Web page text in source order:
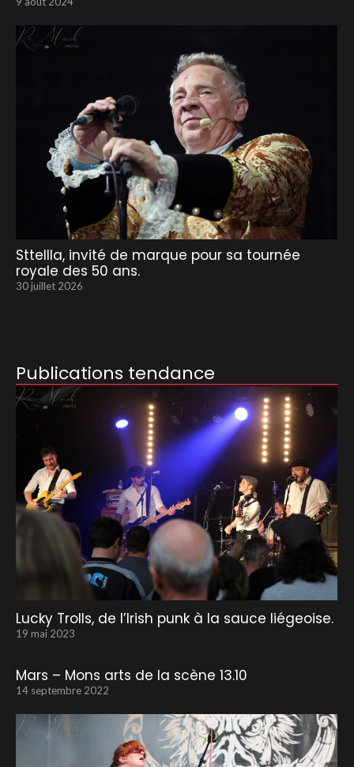
Sttellla, invité de marque pour sa tournée
royale des 50 ans.
30 juillet 2026
Publications tendance
Lucky Trolls, de l’Irish punk à la sauce liégeoise.
19 mai 2023
Mars – Mons arts de la scène 13.10
14 septembre 2022